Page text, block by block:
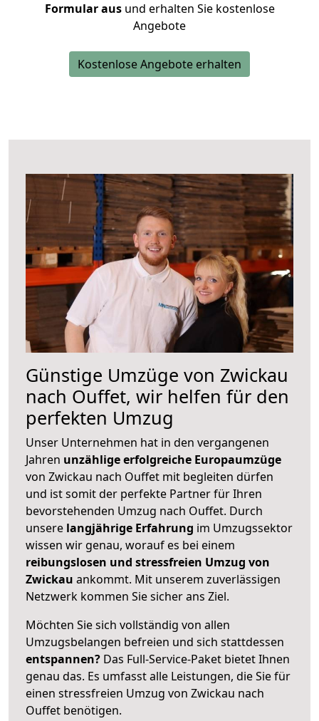
Formular ausund erhalten Sie kostenlose
Angebote
Kostenlose Angebote erhalten
Günstige Umzüge von Zwickau
nach Ouffet, wir helfen für den
perfekten Umzug
Unser Unternehmen hat in den vergangenen
Jahren unzählige erfolgreiche Europaumzüge
von Zwickau nach Ouffet mit begleiten dürfen
und ist somit der perfekte Partner für Ihren
bevorstehenden Umzug nach Ouffet. Durch
unsere langjährige Erfahrung im Umzugssektor
wissen wir genau, worauf es bei einem
reibungslosen und stressfreien Umzug von
Zwickau ankommt. Mit unserem zuverlässigen
Netzwerk kommen Sie sicher ans Ziel.
Möchten Sie sich vollständig von allen
Umzugsbelangen befreien und sich stattdessen
entspannen? Das Full-Service-Paket bietet Ihnen
genau das. Es umfasst alle Leistungen, die Sie für
einen stressfreien Umzug von Zwickau nach
Ouffet benötigen.